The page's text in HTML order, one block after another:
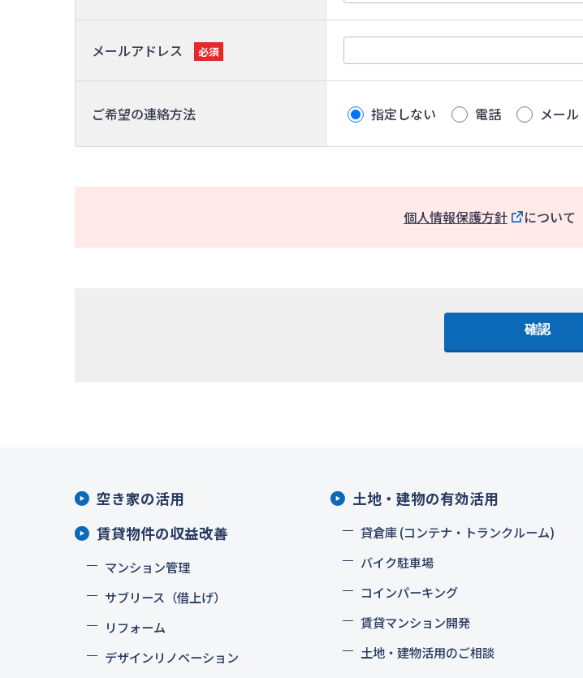
メールアドレス 必須
ご希望の連絡方法 指定しない 電話 メール
個人情報保護方針 について
空き家の活用
賃貸物件の収益改善
マンション管理
サブリース（借上げ）
リフォーム
デザインリノベーション
土地・建物の有効活用
貸倉庫 (コンテナ・トランクルーム)
バイク駐車場
コインパーキング
賃貸マンション開発
土地・建物活用のご相談